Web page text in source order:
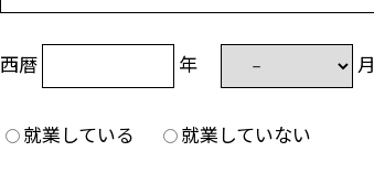
西暦 年
就業している 就業していない